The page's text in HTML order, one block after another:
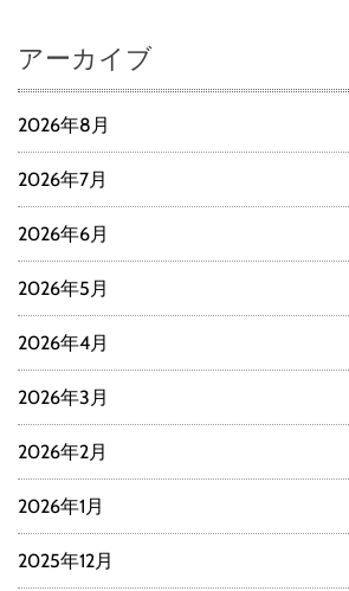
アーカイブ
2026年8月
2026年7月
2026年6月
2026年5月
2026年4月
2026年3月
2026年2月
2026年1月
2025年12月